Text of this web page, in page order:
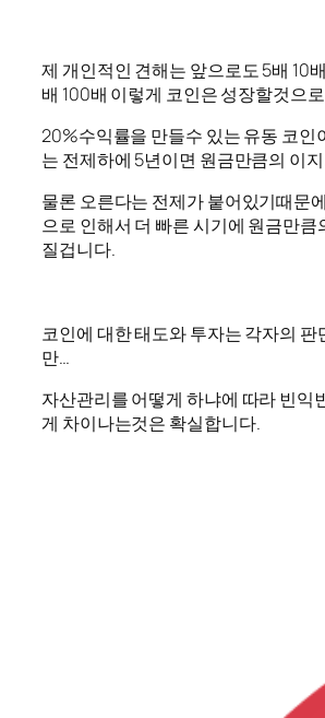
제 개인적인 견해는 앞으로도 5배 10
배 100배 이렇게 코인은 성장할것으
20%수익률을 만들수 있는 유동 코인
는 전제하에 5년이면 원금만큼의 이
물론 오른다는 전제가 붙어있기때문
으로 인해서 더 빠른 시기에 원금만큼
질겁니다.
코인에 대한 태도와 투자는 각자의 판
만…
자산관리를 어떻게 하냐에 따라 빈익
게 차이나는것은 확실합니다.